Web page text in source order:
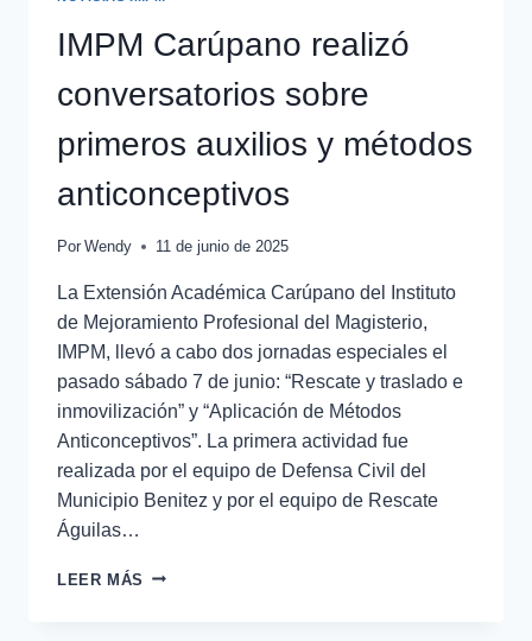
IMPM Carúpano realizó
conversatorios sobre
primeros auxilios y métodos
anticonceptivos
Por Wendy 11 de junio de 2025
La Extensión Académica Carúpano del Instituto
de Mejoramiento Profesional del Magisterio,
IMPM, llevó a cabo dos jornadas especiales el
pasado sábado 7 de junio: “Rescate y traslado e
inmovilización” y “Aplicación de Métodos
Anticonceptivos”. La primera actividad fue
realizada por el equipo de Defensa Civil del
Municipio Benitez y por el equipo de Rescate
Águilas…
LEER MÁS